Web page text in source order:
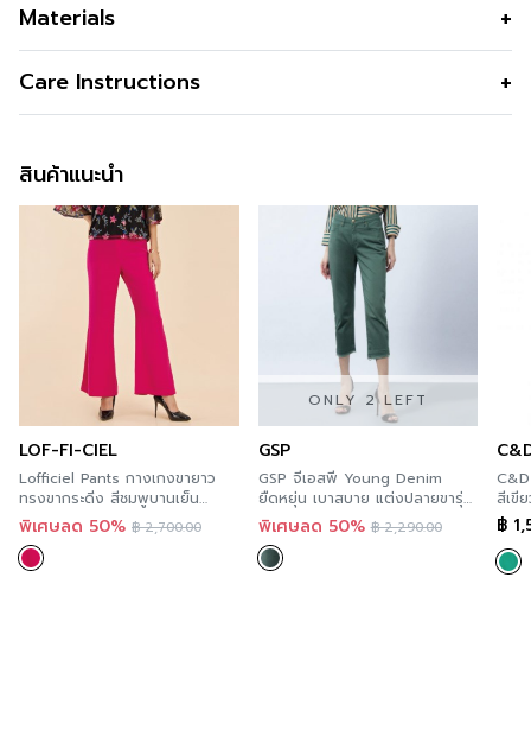
เนื้อนิ่ม เบาสบาย พร้อมลุยงานได้แบบไม่มีสะดุด
Materials
เนื้อผ้า
คุณสมบัติผ้า
บางเบา ระบายอากาศ ยับยาก รีดง่าย
รูปทรงคอ
รูปทรงแขน
ดีไซน์ตกแต่ง
-
สี
Dark Blue
ความยืดหยุ่น
Care Instructions
สินค้าแนะนำ
LOF-FI-CIEL
Lofficiel Pants กางเกงขายาว
ทรงขากระดิ่ง สีชมพูบานเย็น
FS18PI
พิเศษลด 50% ฿2,700.00
ONLY 2 LEFT
GSP
GSP จีเอสพี Young Denim
ยืดหยุ่น เบาสบาย แต่งปลายขารุ่ย
สีเขียว PS3BGR
พิเศษลด 50% ฿2,290.00
สีเขี
฿